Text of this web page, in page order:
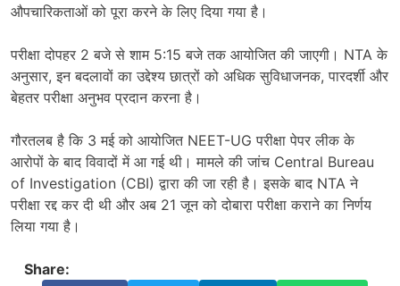
औपचारिकताओं को पूरा करने के लिए दिया गया है।
परीक्षा दोपहर 2 बजे से शाम 5:15 बजे तक आयोजित की जाएगी। NTA के
अनुसार, इन बदलावों का उद्देश्य छात्रों को अधिक सुविधाजनक, पारदर्शी और
बेहतर परीक्षा अनुभव प्रदान करना है।
गौरतलब है कि 3 मई को आयोजित NEET-UG परीक्षा पेपर लीक के
आरोपों के बाद विवादों में आ गई थी। मामले की जांच Central Bureau
of Investigation (CBI) द्वारा की जा रही है। इसके बाद NTA ने
परीक्षा रद्द कर दी थी और अब 21 जून को दोबारा परीक्षा कराने का निर्णय
लिया गया है।
Share: